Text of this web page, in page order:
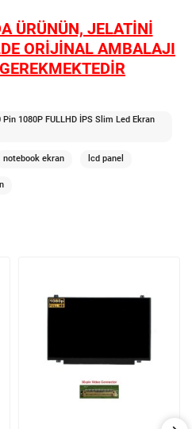
ÜRÜNÜN, JELATİNİ
ORİJİNAL AMBALAJI
1080P FULLHD İPS Slim Led Ekran
notebook ekran lcd panel